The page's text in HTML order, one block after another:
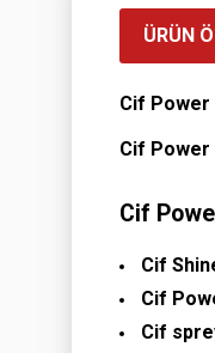
ÜRÜN
Cif Power
Cif Power
Cif
Cif
Cif
Cif